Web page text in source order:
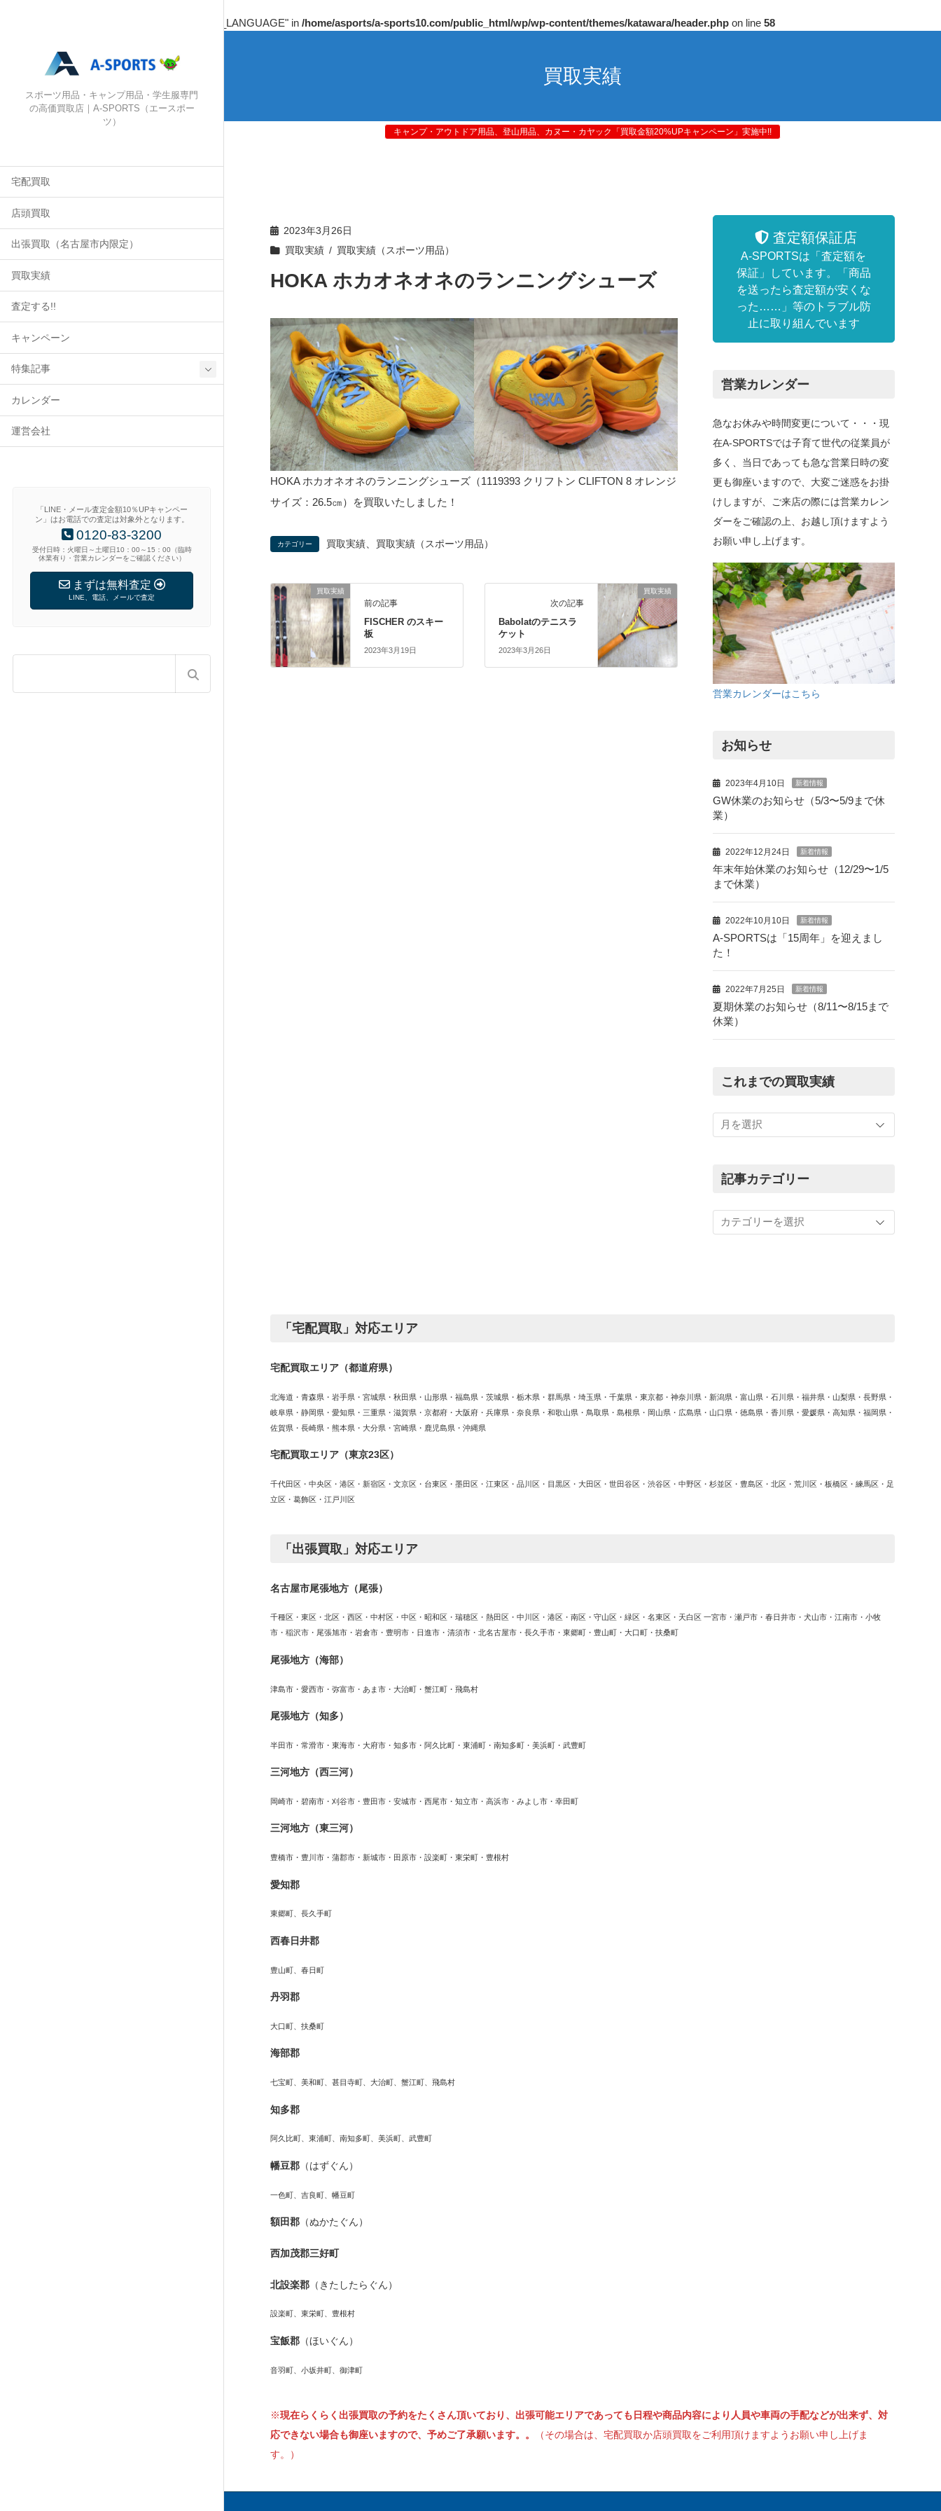
: Undefined array key "HTTP_ACCEPT_LANGUAGE" in /home/asports/a-sports10.com/public_html/wp/wp-content/themes/katawara/header.php on line 58
スポーツ用品・キャンプ用品・学生服専門
の高価買取店｜A-SPORTS（エースポー
ツ）
宅配買取
店頭買取
出張買取（名古屋市内限定）
買取実績
査定する!!
キャンペーン
特集記事
カレンダー
運営会社
「LINE・メール査定金額10％UPキャンペー
ン」はお電話での査定は対象外となります。
0120-83-3200
受付日時：火曜日～土曜日10：00～15：00（臨時
休業有り・営業カレンダーをご確認ください）
まずは無料査定
LINE、電話、メールで査定
買取実績
キャンプ・アウトドア用品、登山用品、カヌー・カヤック「買取金額20%UPキャンペーン」実施中!!
2023年3月26日
買取実績
買取実績（スポーツ用品）
HOKA ホカオネオネのランニングシューズ
HOKA ホカオネオネのランニングシューズ（1119393 クリフトン CLIFTON 8 オレンジ
サイズ：26.5㎝）を買取いたしました！
カテゴリー 買取実績 買取実績（スポーツ用品）
買取実績
前の記事
FISCHER のスキー
板
2023年3月19日
買取実績
次の記事
Babolatのテニスラ
ケット
2023年3月26日
査定額保証店
A-SPORTSは「査定額を
保証」しています。「商品
を送ったら査定額が安くな
った……」等のトラブル防
止に取り組んでいます
営業カレンダー
急なお休みや時間変更について・・・現
在A-SPORTSでは子育て世代の従業員が
多く、当日であっても急な営業日時の変
更も御座いますので、大変ご迷惑をお掛
けしますが、ご来店の際には営業カレン
ダーをご確認の上、お越し頂けますよう
お願い申し上げます。
営業カレンダーはこちら
お知らせ
2023年4月10日 新着情報
GW休業のお知らせ（5/3〜5/9まで休
業）
2022年12月24日 新着情報
年末年始休業のお知らせ（12/29〜1/5
まで休業）
2022年10月10日 新着情報
A-SPORTSは「15周年」を迎えまし
た！
2022年7月25日 新着情報
夏期休業のお知らせ（8/11〜8/15まで
休業）
これまでの買取実績
ま
買
績
記事カテゴリー
事
カ
「宅配買取」対応エリア
宅配買取エリア（都道府県）
北海道・青森県・岩手県・宮城県・秋田県・山形県・福島県・茨城県・栃木県・群馬県・埼玉県・千葉県・東京都・神奈川県・新潟県・富山県・石川県・福井県・山梨県・長野県・
岐阜県・静岡県・愛知県・三重県・滋賀県・京都府・大阪府・兵庫県・奈良県・和歌山県・鳥取県・島根県・岡山県・広島県・山口県・徳島県・香川県・愛媛県・高知県・福岡県・
佐賀県・長崎県・熊本県・大分県・宮崎県・鹿児島県・沖縄県
宅配買取エリア（東京23区）
千代田区・中央区・港区・新宿区・文京区・台東区・墨田区・江東区・品川区・目黒区・大田区・世田谷区・渋谷区・中野区・杉並区・豊島区・北区・荒川区・板橋区・練馬区・足
立区・葛飾区・江戸川区
「出張買取」対応エリア
名古屋市尾張地方（尾張）
千種区・東区・北区・西区・中村区・中区・昭和区・瑞穂区・熱田区・中川区・港区・南区・守山区・緑区・名東区・天白区 一宮市・瀬戸市・春日井市・犬山市・江南市・小牧
市・稲沢市・尾張旭市・岩倉市・豊明市・日進市・清須市・北名古屋市・長久手市・東郷町・豊山町・大口町・扶桑町
尾張地方（海部）
津島市・愛西市・弥富市・あま市・大治町・蟹江町・飛島村
尾張地方（知多）
半田市・常滑市・東海市・大府市・知多市・阿久比町・東浦町・南知多町・美浜町・武豊町
三河地方（西三河）
岡崎市・碧南市・刈谷市・豊田市・安城市・西尾市・知立市・高浜市・みよし市・幸田町
三河地方（東三河）
豊橋市・豊川市・蒲郡市・新城市・田原市・設楽町・東栄町・豊根村
愛知郡
東郷町、長久手町
西春日井郡
豊山町、春日町
丹羽郡
大口町、扶桑町
海部郡
七宝町、美和町、甚目寺町、大治町、蟹江町、飛島村
知多郡
阿久比町、東浦町、南知多町、美浜町、武豊町
幡豆郡 （はずぐん）
一色町、吉良町、幡豆町
額田郡 （ぬかたぐん）
西加茂郡三好町
北設楽郡 （きたしたらぐん）
設楽町、東栄町、豊根村
宝飯郡 （ほいぐん）
音羽町、小坂井町、御津町
※現在らくらく出張買取の予約をたくさん頂いており、出張可能エリアであっても日程や商品内容により人員や車両の手配などが出来ず、対
応できない場合も御座いますので、予めご了承願います。。
（その場合は、宅配買取か店頭買取をご利用頂けますようお願い申し上げま
す。）